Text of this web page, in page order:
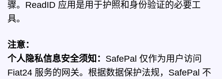
骤。ReadID 应用是用于护照和身份验证的必要工
具。
注意：
个人隐私信息安全须知： SafePal 仅作为用户访问
Fiat24 服务的网关。根据数据保护法规，SafePal 不